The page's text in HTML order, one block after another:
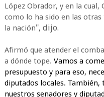
López Obrador, y en la
como lo ha sido en las
la nación", dijo.
Afirmó que atender el
a dónde tope. Vamos a
presupuesto y para eso,
diputados locales.
nuestros senadores y